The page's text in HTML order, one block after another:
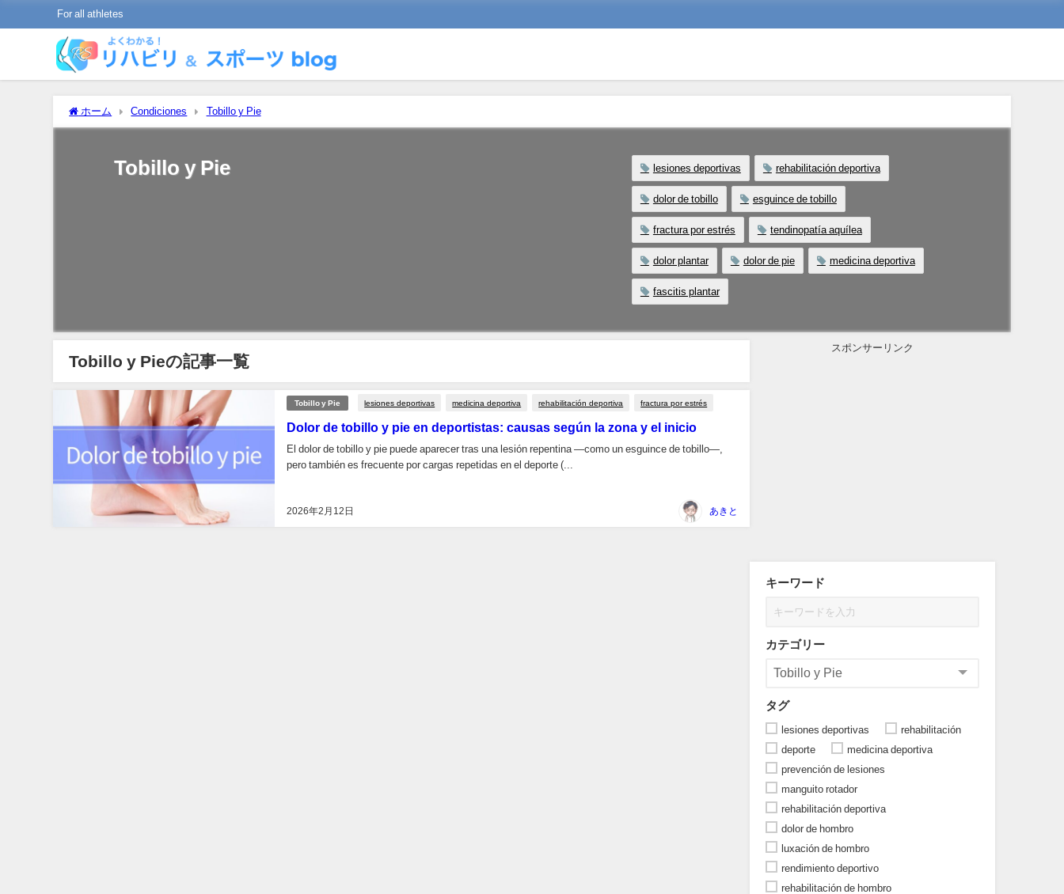
For all athletes
ホーム Condiciones Tobillo y Pie
Tobillo y Pie lesiones deportivas rehabilitación deportiva
dolor de tobillo esguince de tobillo
fractura por estrés tendinopatía aquílea
dolor plantar dolor de pie medicina deportiva
fascitis plantar
Tobillo y Pieの記事一覧
Tobillo y Pie lesiones deportivas medicina deportiva rehabilitación deportiva fractura por estrés
Dolor de tobillo y pie en deportistas: causas según la zona y el inicio
2026年2月12日
El dolor de tobillo y pie puede aparecer tras una lesión repentina —como un esguince de tobillo—,
pero también es frecuente por cargas repetidas en el deporte (...
あきと
スポンサーリンク
キーワード
カテゴリー
タグ
lesiones deportivas
rehabilitación
deporte
medicina deportiva
prevención de lesiones
manguito rotador
rehabilitación deportiva
dolor de hombro
luxación de hombro
rendimiento deportivo
rehabilitación de hombro